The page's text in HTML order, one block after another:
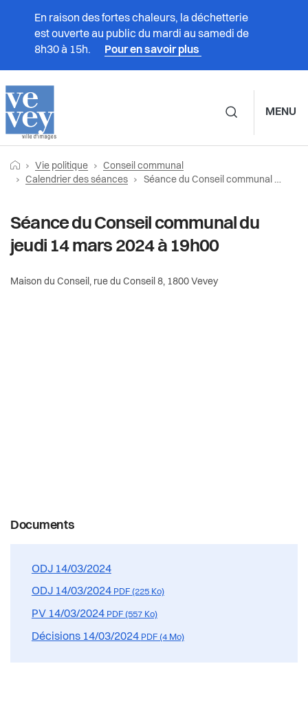
En raison des fortes chaleurs, la déchetterie
est ouverte au public du mardi au samedi de
8h30 à 15h.
Pour en savoir plus
MENU
Prestations
Administration
Vie politique
Vie politique
Municipalité
Conseil communal
Conseil communal
Séances passées et vidéos
Documents du Conseil communal
Partis politiques
Fil
d'Ariane
Retourner vers la page d'accueil
Vie politique
Conseil communal
Calendrier des séances
Page actuelle:
Séance du Conseil communal du jeudi 14 mars 2024 à 19h00
Séance du Conseil communal du
jeudi 14 mars 2024 à 19h00
Maison du Conseil, rue du Conseil 8, 1800 Vevey
Documents
ODJ 14/03/2024
ODJ 14/03/2024 PDF (225 Ko)
PV 14/03/2024 PDF (557 Ko)
Décisions 14/03/2024 PDF (4 Mo)